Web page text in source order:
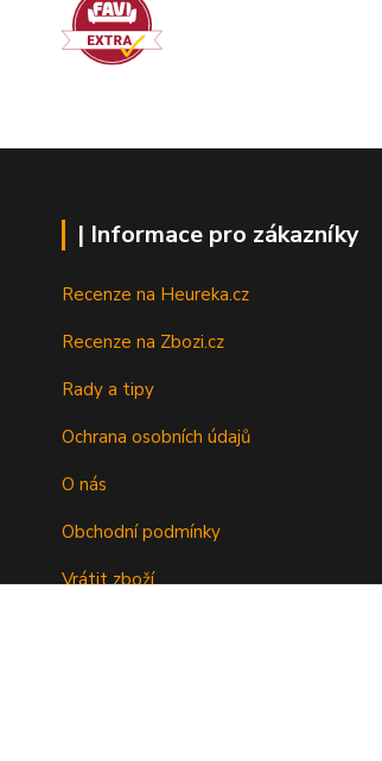
| Informace pro zákazníky
Recenze na Heureka.cz
Recenze na Zbozi.cz
Rady a tipy
Ochrana osobních údajů
O nás
Obchodní podmínky
Vrátit zboží